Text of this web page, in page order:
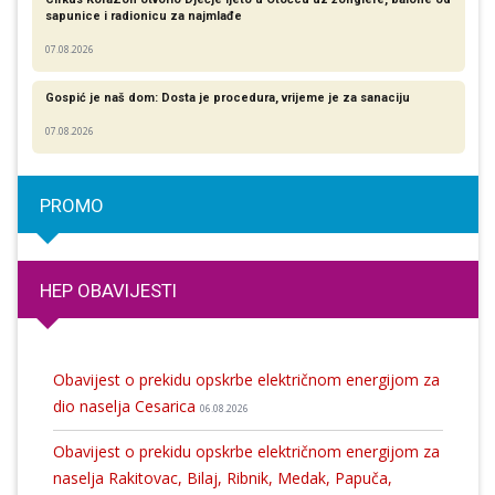
sapunice i radionicu za najmlađe
07.08.2026
Gospić je naš dom: Dosta je procedura, vrijeme je za sanaciju
07.08.2026
PROMO
HEP OBAVIJESTI
Obavijest o prekidu opskrbe električnom energijom za
dio naselja Cesarica 06.08.2026
Obavijest o prekidu opskrbe električnom energijom za
naselja Rakitovac, Bilaj, Ribnik, Medak, Papuča,